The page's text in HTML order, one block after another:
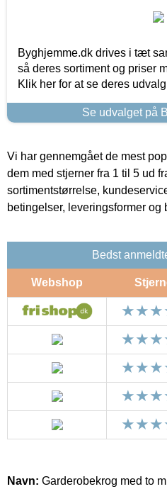
Byghjemme.dk drives i tæt
så deres sortiment og priser
Klik her for at se deres
Se udvalget på
Vi har gennemgået de mest
dem med stjerner fra 1 til 5 ud
sortimentstørrelse,
betingelser, leveringsformer og
Bedst
Webshop
Navn: Garderobekrog med to